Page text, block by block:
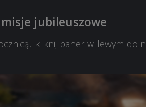
jubileuszowe
kliknij baner w lewym